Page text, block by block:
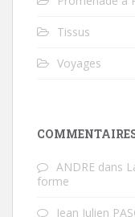
Tissus
Voyages
ANDRE dans
forme
Jean Julien